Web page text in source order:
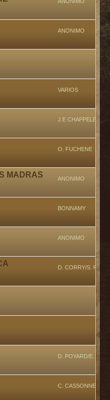
ANONIMO
VARIOS
J.E CHAPPELET
O. FUCHENE
MADRAS ANONIMO
BONNAMY
ANONIMO
D. CORRY/S.
D. POYARD/E.
C. CASSONNET/ L.